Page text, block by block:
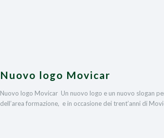
Nuovo logo Movicar
Nuovo logo Movicar Un nuovo logo e un nuovo slogan
dell’area formazione, e in occasione dei trent’anni di